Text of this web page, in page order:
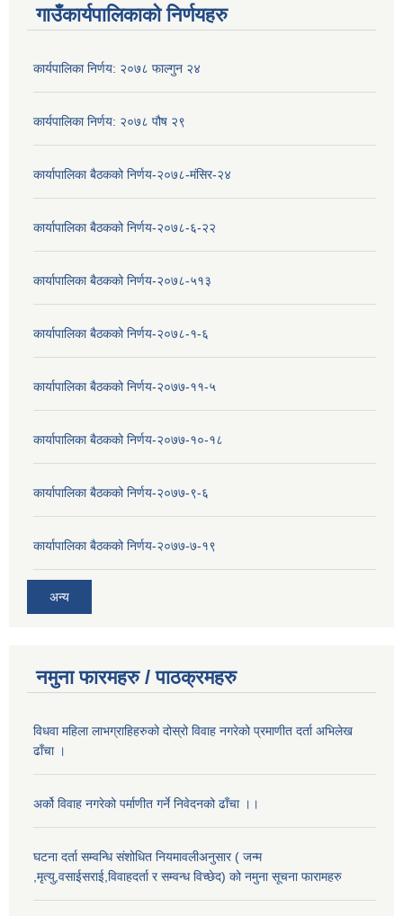
गाउँकार्यपालिकाको निर्णयहरु
कार्यपालिका निर्णय: २०७८ फाल्गुन २४
कार्यपालिका निर्णय: २०७८ पौष २९
कार्यापालिका बैठकको निर्णय-२०७८-मंसिर-२४
कार्यापालिका बैठकको निर्णय-२०७८-६-२२
कार्यापालिका बैठकको निर्णय-२०७८-५१३
कार्यापालिका बैठकको निर्णय-२०७८-१-६
कार्यापालिका बैठकको निर्णय-२०७७-११-५
कार्यापालिका बैठकको निर्णय-२०७७-१०-१८
कार्यापालिका बैठकको निर्णय-२०७७-९-६
कार्यापालिका बैठकको निर्णय-२०७७-७-१९
अन्य
नमुना फारमहरु / पाठक्रमहरु
विधवा महिला लाभग्राहिहरुको दोस्रो विवाह नगरेको प्रमाणीत दर्ता अभिलेख
ढाँचा ।
अर्को विवाह नगरेको पर्माणीत गर्ने निवेदनको ढाँचा ।।
घटना दर्ता सम्वन्धि संशोधित नियमावलीअनुसार ( जन्म
,मृत्यु,वसाईसराई,विवाहदर्ता र सम्वन्ध विच्छेद) को नमुना सूचना फारामहरु